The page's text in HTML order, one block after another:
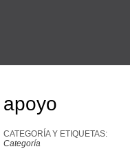
apoyo
CATEGORÍA Y ETIQUETAS:
Categoría